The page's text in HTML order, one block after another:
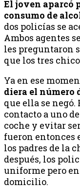
El joven aparcó
consumo de
dos policías se
Ambos agentes
les preguntaron
que los tres
Ya en ese
diera el número
que ella se negó.
contacto a uno
coche y evitar
fueron entonces
los padres de la
después, los
uniforme pero
domicilio.